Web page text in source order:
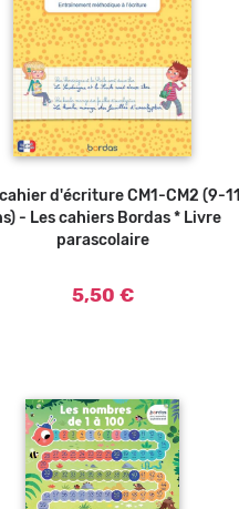
Ajouter au panier
cahier d'écriture CM1-CM2 (9-11
- Les cahiers Bordas * Livre
parascolaire
5,50 €